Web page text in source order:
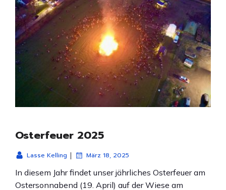
Osterfeuer 2025
Lasse Kelling | März 18, 2025
In diesem Jahr findet unser jährliches Osterfeuer am
Ostersonnabend (19. April) auf der Wiese am